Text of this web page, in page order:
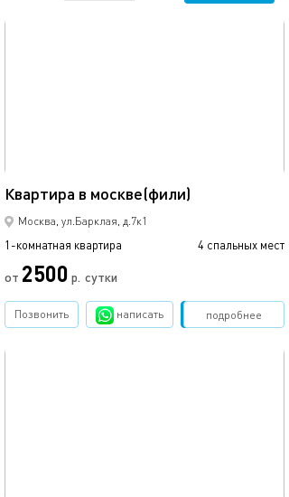
Квартира в москве(фили)
Москва, ул.Барклая, д.7к1
1-комнатная квартира 4 спальных мест
от 2500 р. сутки
подробнее
Позвонить написать Забронировать